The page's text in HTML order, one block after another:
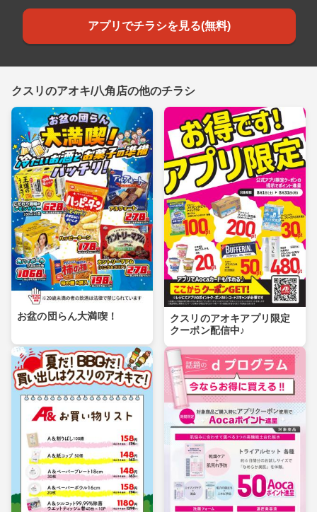
アプリでチラシを見る(無料)
クスリのアオキ/八角店の他のチラシ
お盆の団らん大満喫！
クスリのアオキアプリ限定
クーポン配信中♪